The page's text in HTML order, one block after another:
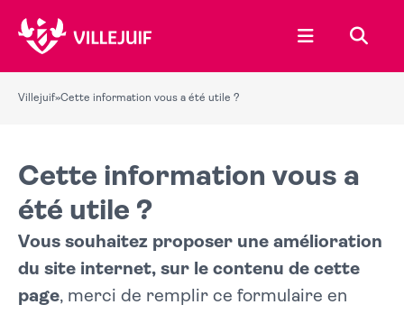
Ouvrir le
Villejuif»Cette information vous a été utile ?
Cette information vous a
été utile ?
Vous souhaitez proposer une amélioration
du site internet, sur le contenu de cette
page, merci de remplir ce formulaire en